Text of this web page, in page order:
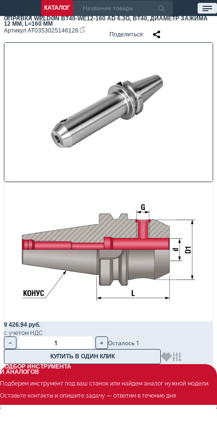
КАТАЛОГ
ОПРАВКА WELDON BT40-WE12-160 AD 6.3G, BT40, ДИАМЕТР ЗАЖИМА
12 ММ, L=160 ММ
Артикул AT0353025146128
Поделиться
9 426.94 руб.
с учетом НДС
Осталось 1
КУПИТЬ В ОДИН КЛИК
ПОДБОР ИНСТРУМЕНТА
И АНАЛОГОВ
Подберем инструмент под ваш станок или найдем аналог нужной модели.
Оставьте контакты и опишите задачу — ответим в течение дня